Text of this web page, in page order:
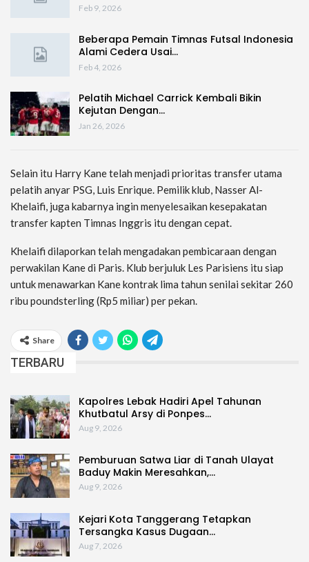
Feb 9, 2026
Beberapa Pemain Timnas Futsal Indonesia
Alami Cedera Usai…
Feb 4, 2026
Pelatih Michael Carrick Kembali Bikin
Kejutan Dengan…
Jan 26, 2026
Selain itu Harry Kane telah menjadi prioritas transfer utama
pelatih anyar PSG, Luis Enrique. Pemilik klub, Nasser Al-
Khelaifi, juga kabarnya ingin menyelesaikan kesepakatan
transfer kapten Timnas Inggris itu dengan cepat.
Khelaifi dilaporkan telah mengadakan pembicaraan dengan
perwakilan Kane di Paris. Klub berjuluk Les Parisiens itu siap
untuk menawarkan Kane kontrak lima tahun senilai sekitar 260
ribu poundsterling (Rp5 miliar) per pekan.
Share
TERBARU
Kapolres Lebak Hadiri Apel Tahunan
Khutbatul Arsy di Ponpes…
Aug 9, 2026
Pemburuan Satwa Liar di Tanah Ulayat
Baduy Makin Meresahkan,…
Aug 9, 2026
Kejari Kota Tanggerang Tetapkan
Tersangka Kasus Dugaan…
Aug 7, 2026